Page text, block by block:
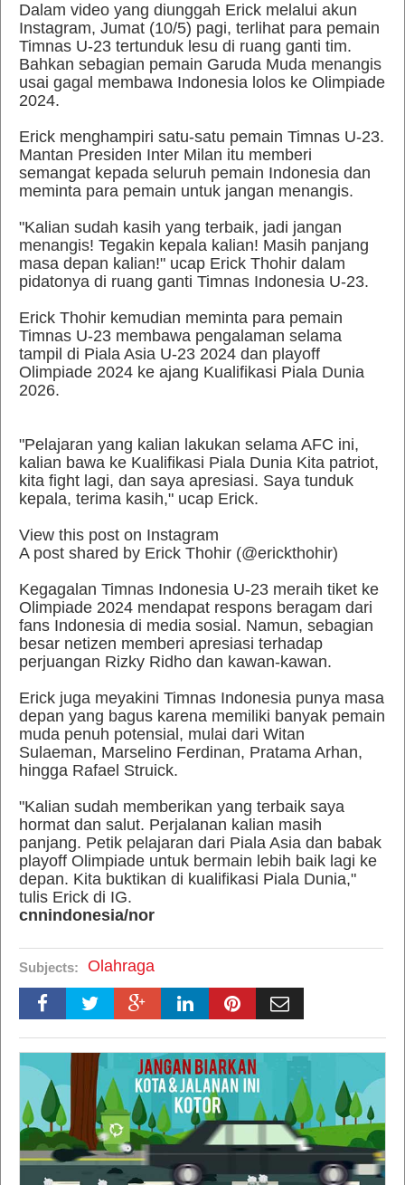
Dalam video yang diunggah Erick melalui akun
Instagram, Jumat (10/5) pagi, terlihat para pemain
Timnas U-23 tertunduk lesu di ruang ganti tim.
Bahkan sebagian pemain Garuda Muda menangis
usai gagal membawa Indonesia lolos ke Olimpiade
2024.
Erick menghampiri satu-satu pemain Timnas U-23.
Mantan Presiden Inter Milan itu memberi
semangat kepada seluruh pemain Indonesia dan
meminta para pemain untuk jangan menangis.
"Kalian sudah kasih yang terbaik, jadi jangan
menangis! Tegakin kepala kalian! Masih panjang
masa depan kalian!" ucap Erick Thohir dalam
pidatonya di ruang ganti Timnas Indonesia U-23.
Erick Thohir kemudian meminta para pemain
Timnas U-23 membawa pengalaman selama
tampil di Piala Asia U-23 2024 dan playoff
Olimpiade 2024 ke ajang Kualifikasi Piala Dunia
2026.
"Pelajaran yang kalian lakukan selama AFC ini,
kalian bawa ke Kualifikasi Piala Dunia Kita patriot,
kita fight lagi, dan saya apresiasi. Saya tunduk
kepala, terima kasih," ucap Erick.
View this post on Instagram
A post shared by Erick Thohir (@erickthohir)
Kegagalan Timnas Indonesia U-23 meraih tiket ke
Olimpiade 2024 mendapat respons beragam dari
fans Indonesia di media sosial. Namun, sebagian
besar netizen memberi apresiasi terhadap
perjuangan Rizky Ridho dan kawan-kawan.
Erick juga meyakini Timnas Indonesia punya masa
depan yang bagus karena memiliki banyak pemain
muda penuh potensial, mulai dari Witan
Sulaeman, Marselino Ferdinan, Pratama Arhan,
hingga Rafael Struick.
"Kalian sudah memberikan yang terbaik saya
hormat dan salut. Perjalanan kalian masih
panjang. Petik pelajaran dari Piala Asia dan babak
playoff Olimpiade untuk bermain lebih baik lagi ke
depan. Kita buktikan di kualifikasi Piala Dunia,"
tulis Erick di IG.
cnnindonesia/nor
Subjects: Olahraga